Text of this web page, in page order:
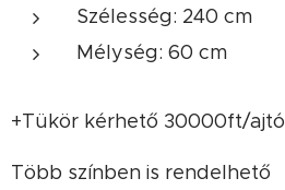
Szélesség: 240 cm
Mélység: 60 cm
+Tükör kérhető 30000ft/ajtó
Több színben is rendelhető